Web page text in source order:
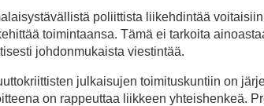
poliittista liikehdintää
toimintaansa. Tämä ei tarkoita
johdonmukaista viestintää.
julkaisujen toimituskuntiin on
on rappeuttaa liikkeen yhteishenkeä.